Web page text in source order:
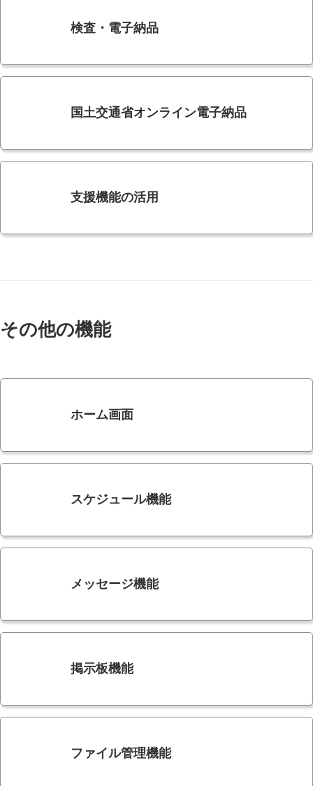
検査・電子納品
国土交通省オンライン電子納品
支援機能の活用
その他の機能
ホーム画面
スケジュール機能
メッセージ機能
掲示板機能
ファイル管理機能